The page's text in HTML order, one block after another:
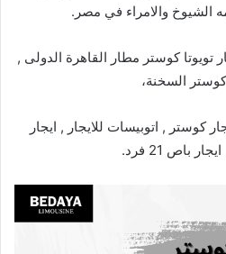
الشيوخ والامراء في مصر.
تويوتا كوستر مطار القاهرة الدولى ,
كوستر السخنة،
كوستر , اتوبيسات للايجار , ايجار
باص 21 فرد.